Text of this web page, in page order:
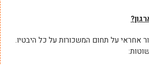
אחראי על תחום המשכורות על כל היבטיו.